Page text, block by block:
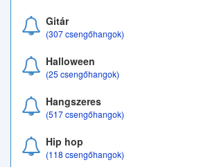
Gitár
(307 csengőhangok)
Halloween
(25 csengőhangok)
Hangszeres
(517 csengőhangok)
Hip hop
(118 csengőhangok)